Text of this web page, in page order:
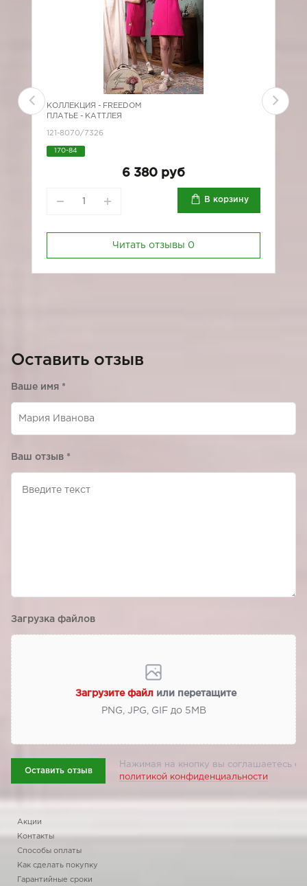
КОЛЛЕКЦИЯ - FREEDOM
ПЛАТЬЕ - КАТТЛЕЯ
121-8070/7326
170-84
6 380 руб
В корзину
Читать отзывы 0
Оставить отзыв
Ваше имя *
Ваш отзыв *
Загрузка файлов
Загрузите файл или перетащите
PNG, JPG, GIF до 5МВ
Оставить отзыв
Нажимая на кнопку вы соглашаетесь с
политикой конфиденциальности
Акции
Контакты
Способы оплаты
Как сделать покупку
Гарантийные сроки